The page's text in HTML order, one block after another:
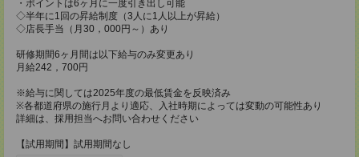
・ポイントは6ヶ月に一度引き出し可能
◇半年に1回の昇給制度（3人に1人以上が昇給）
◇店長手当（月30，000円～）あり
研修期間6ヶ月間は以下給与のみ変更あり
月給242，700円
※給与に関しては2025年度の最低賃金を反映済み
※各都道府県の施行月より適応、入社時期によっては変動の可能性あり
詳細は、採用担当へお問い合わせください
【試用期間】試用期間なし